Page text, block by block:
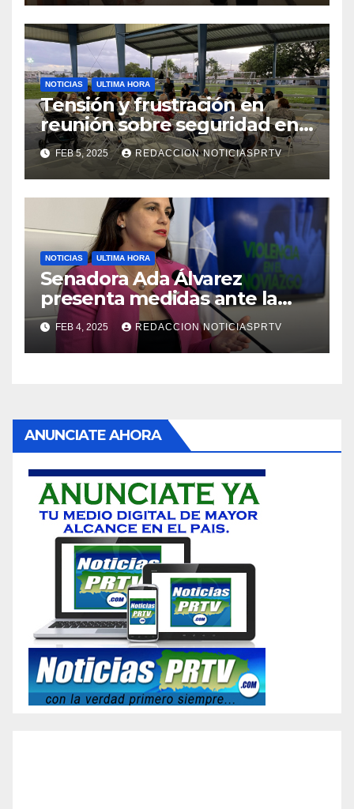
NOTICIAS ULTIMA HORA
Tensión y frustración en
reunión sobre seguridad en
Reparto Metropolitano
FEB 5, 2025 REDACCION NOTICIASPRTV
NOTICIAS ULTIMA HORA
Senadora Ada Álvarez
presenta medidas ante la
violencia en el noviazgo
FEB 4, 2025 REDACCION NOTICIASPRTV
ANUNCIATE AHORA